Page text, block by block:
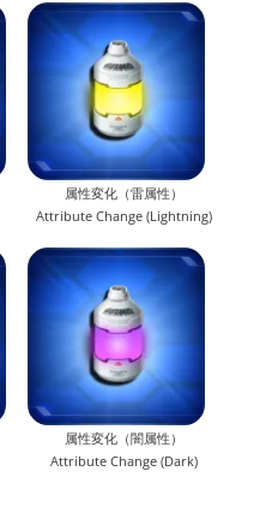
属性変化（雷属性）
Attribute Change (Lightning)
属性変化（闇属性）
Attribute Change (Dark)